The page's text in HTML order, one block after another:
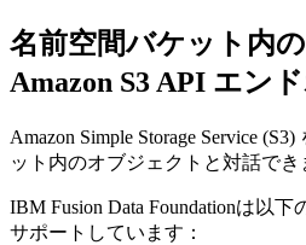
名前空間バケット内
Amazon S3 API エン
Amazon Simple Storage Service
ット内のオブジェクトと対話でき
IBM Fusion Data Foundationは 以下
サポートしています：